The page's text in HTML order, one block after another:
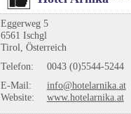
Eggerweg 5
6561 Ischgl
Tirol, Österreich
Telefon:
0043 (0)5544-5244
E-Mail:
info@hotelarnika.at
Website:
www.hotelarnika.at